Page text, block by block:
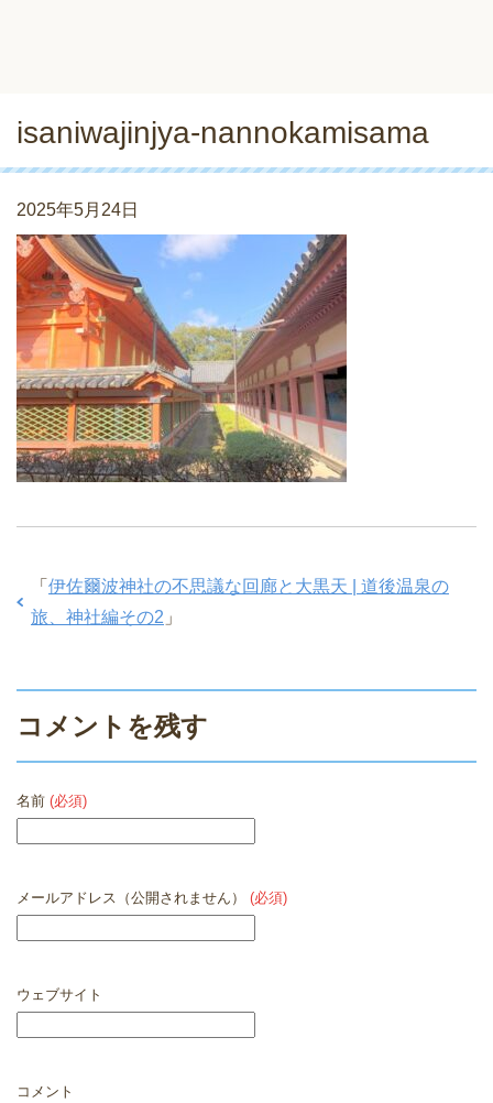
isaniwajinjya-nannokamisama
2025年5月24日
「 伊佐爾波神社の不思議な回廊と大黒天 | 道後温泉の
旅、神社編その2 」
コメントを残す
名前 (必須)
メールアドレス（公開されません） (必須)
ウェブサイト
コメント